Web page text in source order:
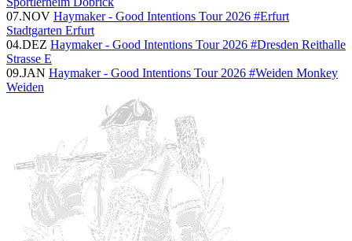
07.NOV Haymaker - Good Intentions Tour 2026 #Erfurt
Stadtgarten Erfurt
04.DEZ Haymaker - Good Intentions Tour 2026 #Dresden Reithalle
Strasse E
09.JAN Haymaker - Good Intentions Tour 2026 #Weiden Monkey
Weiden